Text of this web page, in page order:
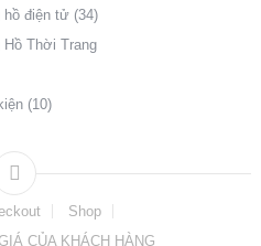
hồ điện tử (34)
Hồ Thời Trang
(10)
Shop
CỦA KHÁCH HÀNG